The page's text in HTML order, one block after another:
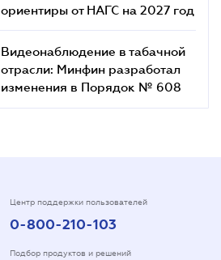
ориентиры от НАГС на 2027 год
Видеонаблюдение в табачной
отрасли: Минфин разработал
изменения в Порядок № 608
Центр поддержки пользователей
0-800-210-103
Подбор продуктов и решений